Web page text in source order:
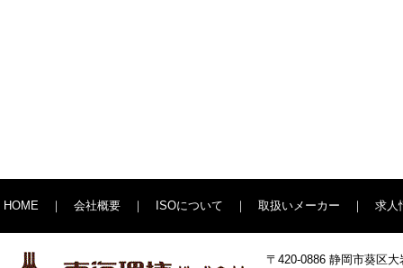
HOME ｜ 会社概要 ｜ ISOについて ｜ 取扱いメーカー ｜ 求人
〒420-0886 静岡市葵区